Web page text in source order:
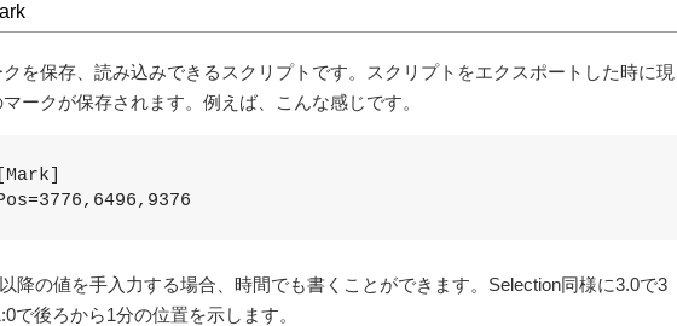
クを保存、読み込みできるスクリプトです。スクリプトをエクスポートした時に現
ークが保存されます。例えば、こんな感じです。
[Mark]
降の値を手入力する場合、時間でも書くことができます。Selection同様に3.0で3
で後ろから1分の位置を示します。